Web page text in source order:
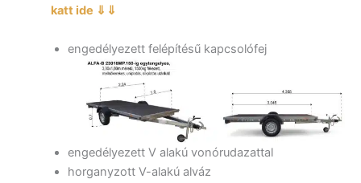
katt ide ⇓⇓
engedélyezett felépítésű kapcsolófej
engedélyezett V alakú vonórudazattal
horganyzott V-alakú alváz